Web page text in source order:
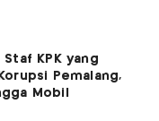
Staf KPK yang
Pemalang,
Mobil